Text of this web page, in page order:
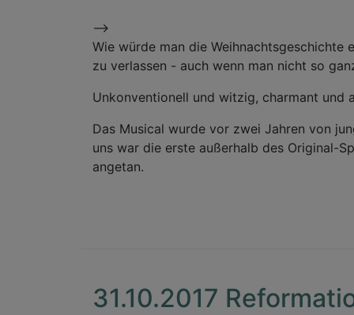
-->
Wie würde man die
zu verlassen - auch wenn man nicht so
Unkonventionell und witzig, charmant und
Das Musical wurde vor zwei Jahren von
uns war die erste außerhalb des Original-
angetan.
31.10.2017